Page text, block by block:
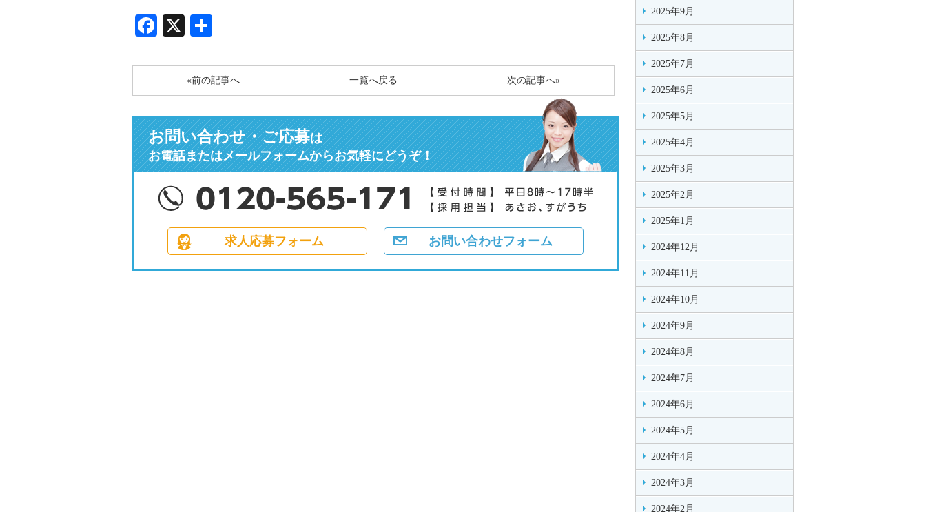
Facebook
X
«前の記事へ 次の記事へ»
一覧へ戻る
お問い合わせ・ご応募は
お電話またはメールフォームからお気軽にどうぞ！
求人応募フォーム お問い合わせフォーム
2025年9月
2025年8月
2025年7月
2025年6月
2025年5月
2025年4月
2025年3月
2025年2月
2025年1月
2024年12月
2024年11月
2024年10月
2024年9月
2024年8月
2024年7月
2024年6月
2024年5月
2024年4月
2024年3月
2024年2月